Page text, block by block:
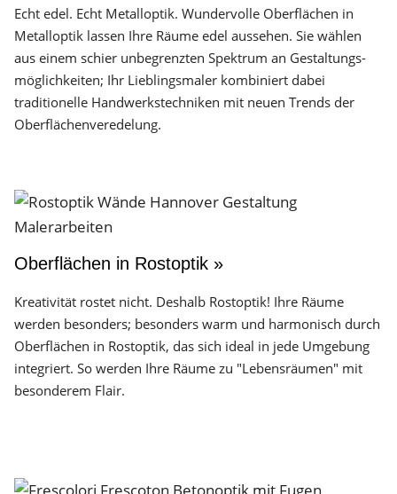
Echt edel. Echt Metalloptik. Wundervolle Oberflächen in
Metalloptik lassen Ihre Räume edel aussehen. Sie wählen
aus einem schier unbegrenzten Spektrum an Gestaltungs­
möglichkeiten; Ihr Lieblingsmaler kombiniert dabei
traditionelle Handwerks­techniken mit neuen Trends der
Oberflächen­veredelung.
Oberflächen in Rostoptik »
Kreativität rostet nicht. Deshalb Rostoptik! Ihre Räume
werden besonders; besonders warm und harmonisch durch
Oberflächen in Rostoptik, das sich ideal in jede Umgebung
integriert. So werden Ihre Räume zu "Lebensräumen" mit
besonderem Flair.